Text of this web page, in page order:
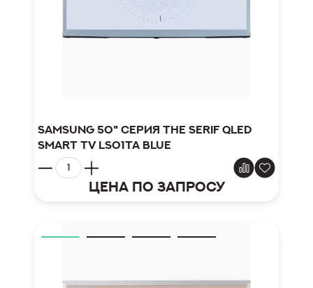
Samsung 50" серия The Serif QLED
Smart TV LS01TA blue
Цена по запросу